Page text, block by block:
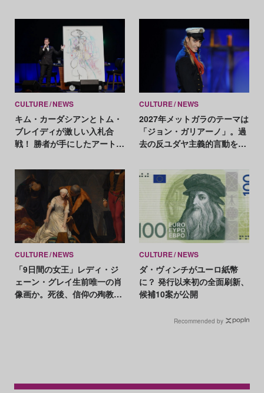
る黒人アーティストに焦点
CULTURE NEWS
キム・カーダシアンとトム・
ブレイディが激しい入札合
戦！ 勝者が手にしたアート作
CULTURE NEWS
2027年メットガラのテーマは
「ジョン・ガリアーノ」。過
去の反ユダヤ主義的言動をめ
CULTURE NEWS
「9日間の女王」レディ・ジ
ェーン・グレイ生前唯一の肖
像画か。死後、信仰の殉教者
CULTURE NEWS
ダ・ヴィンチがユーロ紙幣
に？ 発行以来初の全面刷新、
候補10案が公開
Recommended by